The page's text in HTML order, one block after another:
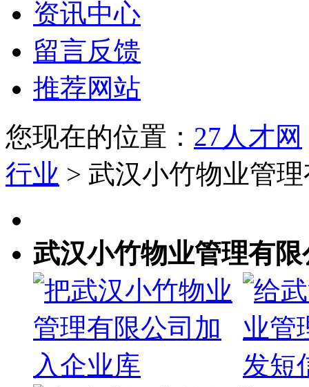
资讯中心
留言反馈
推荐网站
您现在的位置： 27人才网
行业 > 武汉小竹物业管
武汉小竹物业管理有限